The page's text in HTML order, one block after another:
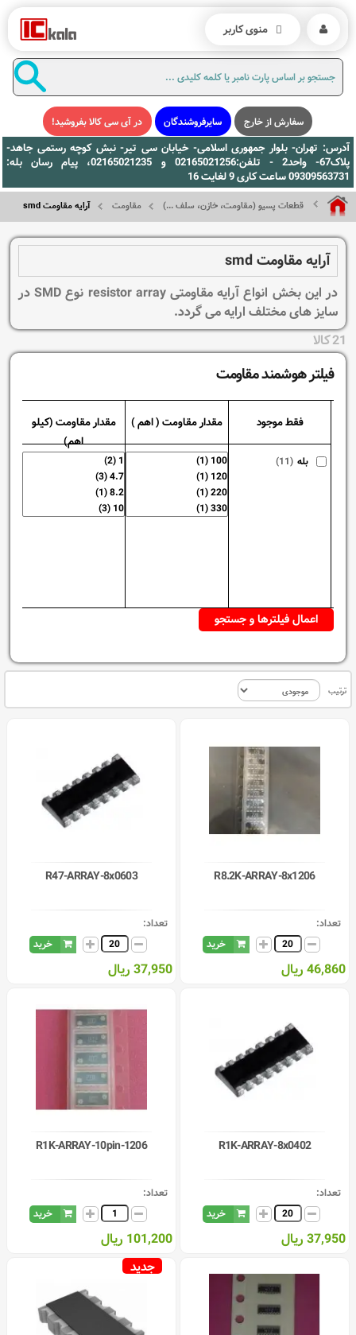
سفارش از خارج سایرفروشندگان در آی سی کالا بفروشید!
آدرس: تهران- بلوار جمهوری اسلامی- خیابان سی تیر- نبش کوچه رستمی جاهد-
پلاک67- واحد2 - تلفن:02165021256 و 02165021235، پیام رسان بله:
09309563731 ساعت کاری 9 لغایت 16
قطعات پسیو (مقاومت، خازن، سلف ...) مقاومت آرایه مقاومت smd
آرایه مقاومت smd
در این بخش انواع آرایه مقاومتی resistor array نوع SMD در
سایز های مختلف ارایه می گردد.
21 کالا
فیلتر هوشمند مقاومت
فقط موجود
بله (11)
مقدار مقاومت ( اهم )
مقدار مقاومت (کیلو
اهم)
ترتیب
R8.2K-ARRAY-8x1206
تعداد:
خرید
46,860 ریال
R47-ARRAY-8x0603
تعداد:
خرید
37,950 ریال
R1K-ARRAY-8x0402
تعداد:
خرید
37,950 ریال
R1K-ARRAY-10pin-1206
تعداد:
خرید
101,200 ریال
جدید
منوی کاربر